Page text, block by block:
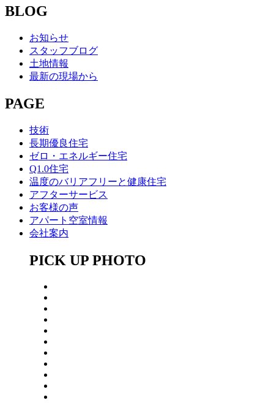
BLOG
お知らせ
スタッフブログ
土地情報
最新の現場から
PAGE
技術
長期優良住宅
ゼロ・エネルギー住宅
Q1.0住宅
温度のバリアフリーと健康住宅
アフターサービス
お客様の声
アパート空室情報
会社案内
PICK UP PHOTO